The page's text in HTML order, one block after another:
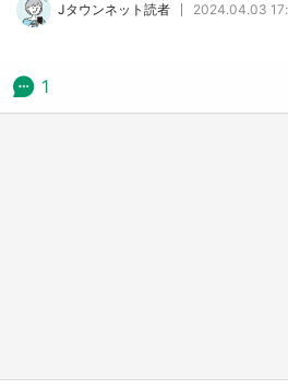
の「猫猫像」も【8／
Jタウンネット読者 2024.04.03
1